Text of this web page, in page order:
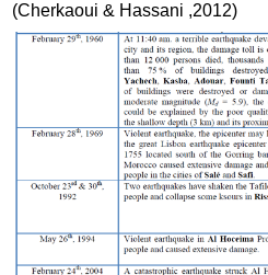
(Cherkaoui & Hassani ,2012)